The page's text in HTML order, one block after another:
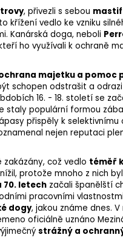
, přivezli s sebou
křížení vedlo ke vzniku
Kanárská doga, neboli
ho využívali k ochraně
majetku a pomoc
schopen odstrašit a
16. - 18. století se
staly populární formou
přispěly k
nejen reputaci
což vedlo téměř
protože mnoho z nich
70. letech začali španělští
pracovními
dogy, jakou známe dnes. V
oficiálně uznáno
strážný a